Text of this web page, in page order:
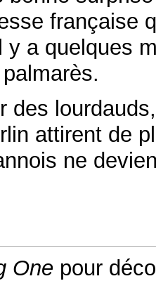
française
y a quelques
des
attirent de
ne
One pour